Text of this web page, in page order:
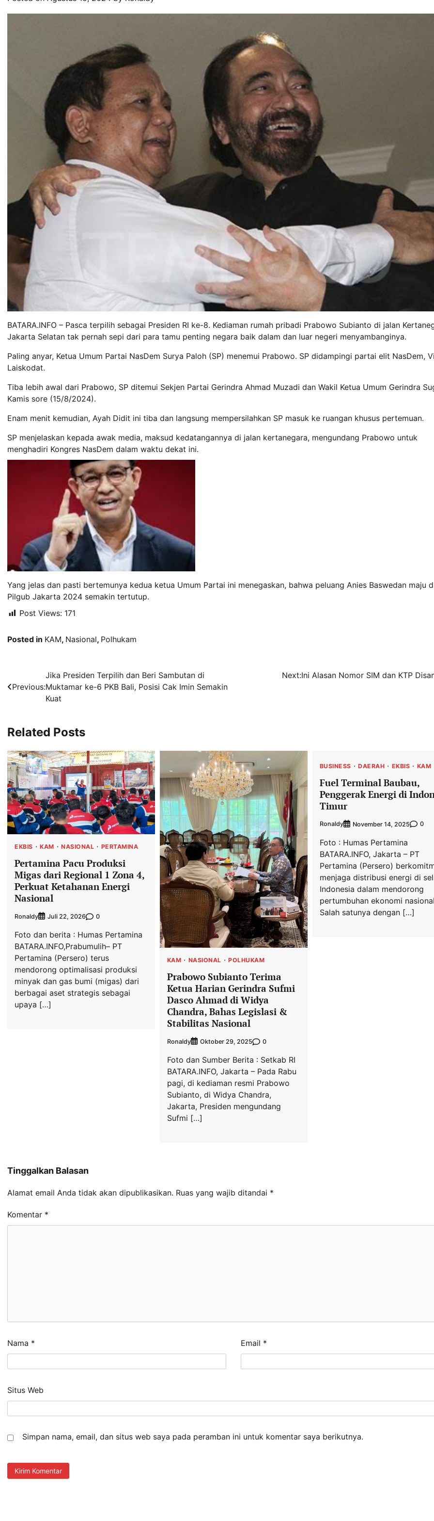
BATARA.INFO – Pasca terpilih sebagai Presiden RI ke-8. Kediaman rumah pribadi Prabowo Subianto di jalan
Jakarta Selatan tak pernah sepi dari para tamu penting negara baik dalam dan luar negeri menyambanginya.
Paling anyar, Ketua Umum Partai NasDem Surya Paloh (SP) menemui Prabowo. SP didampingi partai elit NasDem,
Laiskodat.
Tiba lebih awal dari Prabowo, SP ditemui Sekjen Partai Gerindra Ahmad Muzadi dan Wakil Ketua Umum Gerindra
Kamis sore (15/8/2024).
Enam menit kemudian, Ayah Didit ini tiba dan langsung mempersilahkan SP masuk ke ruangan khusus pertemuan.
SP menjelaskan kepada awak media, maksud kedatangannya di jalan kertanegara, mengundang Prabowo untuk
menghadiri Kongres NasDem dalam waktu dekat ini.
Yang jelas dan pasti bertemunya kedua ketua Umum Partai ini menegaskan, bahwa peluang Anies Baswedan maju
Pilgub Jakarta 2024 semakin tertutup.
Post Views: 171
Posted in KAM, Nasional, Polhukam
Navigasi
pos
Previous:
Jika Presiden Terpilih dan Beri Sambutan di
Muktamar ke-6 PKB Bali, Posisi Cak Imin Semakin
Kuat
Next:Ini Alasan Nomor SIM dan KTP
Related Posts
EKBIS KAM NASIONAL PERTAMINA
Pertamina Pacu Produksi
Migas dari Regional 1 Zona 4,
Perkuat Ketahanan Energi
Nasional
Ronaldy Juli 22, 2026 0
Foto dan berita : Humas Pertamina
BATARA.INFO,Prabumulih– PT
Pertamina (Persero) terus
mendorong optimalisasi produksi
minyak dan gas bumi (migas) dari
berbagai aset strategis sebagai
upaya […]
KAM NASIONAL POLHUKAM
Prabowo Subianto Terima
Ketua Harian Gerindra Sufmi
Dasco Ahmad di Widya
Chandra, Bahas Legislasi &
Stabilitas Nasional
Ronaldy Oktober 29, 2025 0
Foto dan Sumber Berita : Setkab RI
BATARA.INFO, Jakarta – Pada Rabu
pagi, di kediaman resmi Prabowo
Subianto, di Widya Chandra,
Jakarta, Presiden mengundang
Sufmi […]
BUSINESS DAERAH EKBIS KAM
Fuel Terminal Baubau,
Penggerak Energi di
Timur
Ronaldy November 14, 2025 0
Foto : Humas Pertamina
BATARA.INFO, Jakarta – PT
Pertamina (Persero)
menjaga distribusi energi di
Indonesia dalam mendorong
pertumbuhan ekonomi
Salah satunya dengan […]
Tinggalkan Balasan
Alamat email Anda tidak akan dipublikasikan. Ruas yang wajib ditandai *
Komentar *
Nama * Email *
Situs Web
Simpan nama, email, dan situs web saya pada peramban ini untuk komentar saya berikutnya.